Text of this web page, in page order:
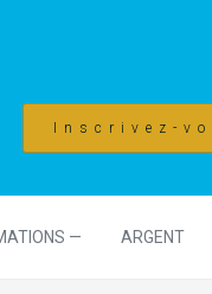
Inscrivez-
— ARGENT